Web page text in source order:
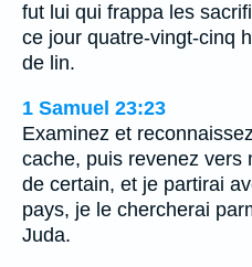
fut lui qui frappa les
ce jour quatre-vingt-cinq
de lin.
1 Samuel 23:23
Examinez et
cache, puis revenez vers
de certain, et je partirai
pays, je le chercherai
Juda.